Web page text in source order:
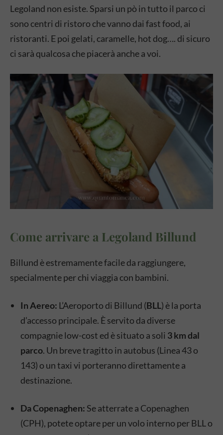
Legoland non esiste. Sparsi un pò in tutto il parco ci
sono centri di ristoro che vanno dai fast food, ai
ristoranti. E poi gelati, caramelle, hot dog…. di sicuro
ci sarà qualcosa che piacerà anche a voi.
Come arrivare a Legoland Billund
Billund è estremamente facile da raggiungere,
specialmente per chi viaggia con bambini.
In Aereo: L’Aeroporto di Billund (BLL) è la porta
d’accesso principale. È servito da diverse
compagnie low-cost ed è situato a soli 3 km dal
parco. Un breve tragitto in autobus (Linea 43 o
143) o un taxi vi porteranno direttamente a
destinazione.
Da Copenaghen: Se atterrate a Copenaghen
(CPH), potete optare per un volo interno per BLL o